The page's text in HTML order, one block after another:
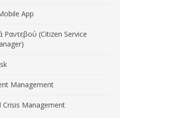
App
Ραντεβού (Citizen Service
Management
Crisis Management